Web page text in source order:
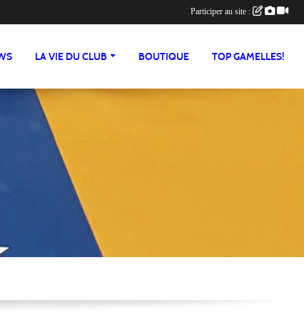
LA VIE DU CLUB BOUTIQUE TOP GAMELLES!
Participer au site :